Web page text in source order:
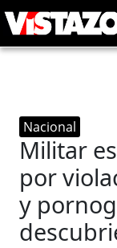
Nacional
Militar
por
y